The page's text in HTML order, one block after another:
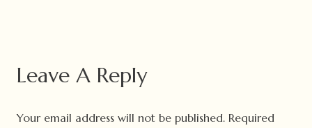
Leave A Reply
Your email address will not be published. Required